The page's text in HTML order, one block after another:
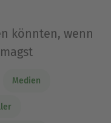
könnten, wenn
Medien